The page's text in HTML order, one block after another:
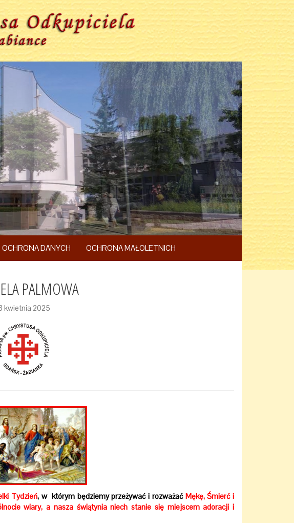
OCHRONA DANYCH OCHRONA MAŁOLETNICH
PALMOWA
kwietnia 2025
Tydzień, w którym będziemy przeżywać i rozważać Mękę, Śmierć i
wiary, a nasza świątynia niech stanie się miejscem adoracji i